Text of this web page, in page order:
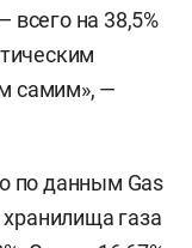
всего на 38,5%
самим», —
по данным Gas
газа